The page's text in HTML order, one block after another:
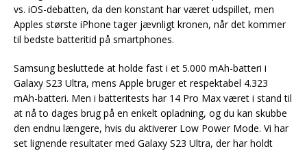
vs. iOS-debatten, da den konstant har været udspillet, men
Apples største iPhone tager jævnligt kronen, når det kommer
til bedste batteritid på smartphones.
Samsung besluttede at holde fast i et 5.000 mAh-batteri i
Galaxy S23 Ultra, mens Apple bruger et respektabel 4.323
mAh-batteri. Men i batteritests har 14 Pro Max været i stand til
at nå to dages brug på en enkelt opladning, og du kan skubbe
den endnu længere, hvis du aktiverer Low Power Mode. Vi har
set lignende resultater med Galaxy S23 Ultra, der har holdt